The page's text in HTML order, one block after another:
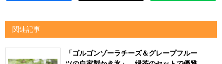
関連記事
「ゴルゴンゾーラチーズ＆グレープフルー